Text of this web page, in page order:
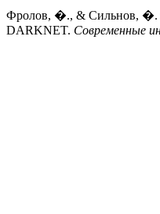
Фролов, �., &
DARKNET. Современные